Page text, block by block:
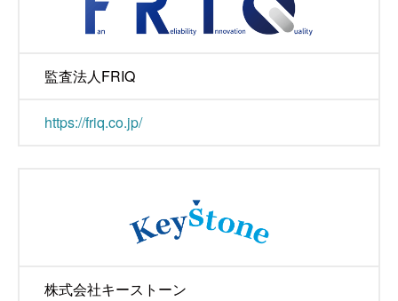
監査法人FRIQ
https://friq.co.jp/
株式会社キーストーン